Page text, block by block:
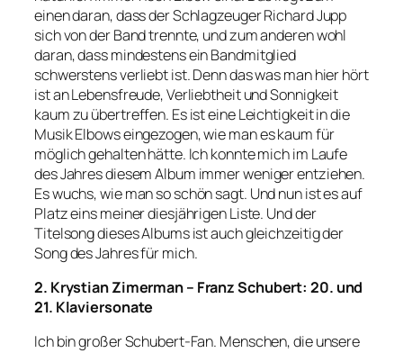
einen daran, dass der Schlagzeuger Richard Jupp
sich von der Band trennte, und zum anderen wohl
daran, dass mindestens ein Bandmitglied
schwerstens verliebt ist. Denn das was man hier hört
ist an Lebensfreude, Verliebtheit und Sonnigkeit
kaum zu übertreffen. Es ist eine Leichtigkeit in die
Musik Elbows eingezogen, wie man es kaum für
möglich gehalten hätte. Ich konnte mich im Laufe
des Jahres diesem Album immer weniger entziehen.
Es wuchs, wie man so schön sagt. Und nun ist es auf
Platz eins meiner diesjährigen Liste. Und der
Titelsong dieses Albums ist auch gleichzeitig der
Song des Jahres für mich.
2. Krystian Zimerman – Franz Schubert: 20. und
21. Klaviersonate
Ich bin großer Schubert-Fan. Menschen, die unsere